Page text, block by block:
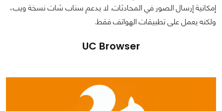
إمكانية إرسال الصور في المحادثات. لا يدعم سناب شات نسخة ويب،
ولكنه يعمل على تطبيقات الهواتف فقط.
UC Browser